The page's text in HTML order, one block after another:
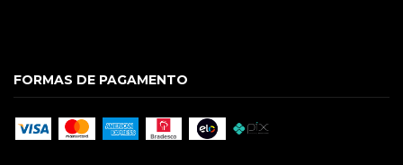
FORMAS DE PAGAMENTO